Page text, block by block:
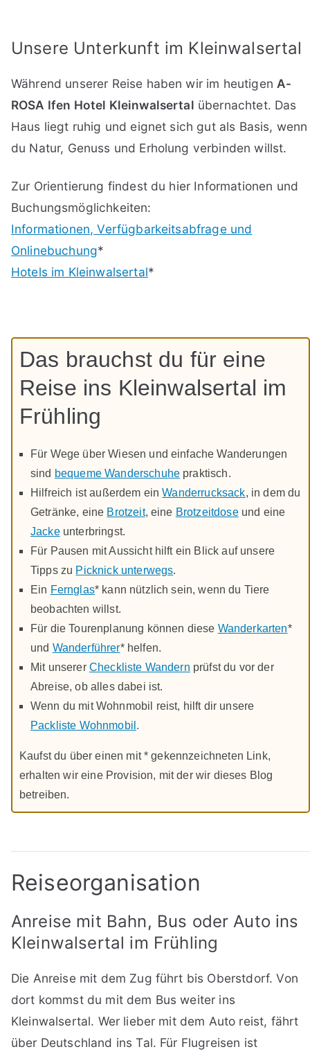
Unsere Unterkunft im Kleinwalsertal
Während unserer Reise haben wir im heutigenA-
ROSA Ifen Hotel Kleinwalsertal übernachtet. Das
Haus liegt ruhig und eignet sich gut als Basis, wenn
du Natur, Genuss und Erholung verbinden willst.
Zur Orientierung findest du hier Informationen und
Buchungsmöglichkeiten:
Informationen, Verfügbarkeitsabfrage und
Onlinebuchung*
Hotels im Kleinwalsertal*
Das brauchst du für eine
Reise ins Kleinwalsertal im
Frühling
Für Wege über Wiesen und einfache Wanderungen
sind bequeme Wanderschuhe praktisch.
Hilfreich ist außerdem einWanderrucksack, in dem du
Getränke, eine Brotzeit, eine Brotzeitdoseund eine
Jackeunterbringst.
Für Pausen mit Aussicht hilft ein Blick auf unsere
Tipps zu Picknick unterwegs.
Ein Fernglas* kann nützlich sein, wenn du Tiere
beobachten willst.
Für die Tourenplanung können diese Wanderkarten*
und Wanderführer* helfen.
Mit unserer Checkliste Wandern prüfst du vor der
Abreise, ob alles dabei ist.
Wenn du mit Wohnmobil reist, hilft dir unsere
Packliste Wohnmobil .
Kaufst du über einen mit * gekennzeichneten Link,
erhalten wir eine Provision, mit der wir dieses Blog
betreiben.
Reiseorganisation
Anreise mit Bahn, Bus oder Auto ins
Kleinwalsertal im Frühling
Die Anreise mit dem Zug führt bis Oberstdorf. Von
dort kommst du mit dem Bus weiter ins
Kleinwalsertal. Wer lieber mit dem Auto reist, fährt
über Deutschland ins Tal. Für Flugreisen ist